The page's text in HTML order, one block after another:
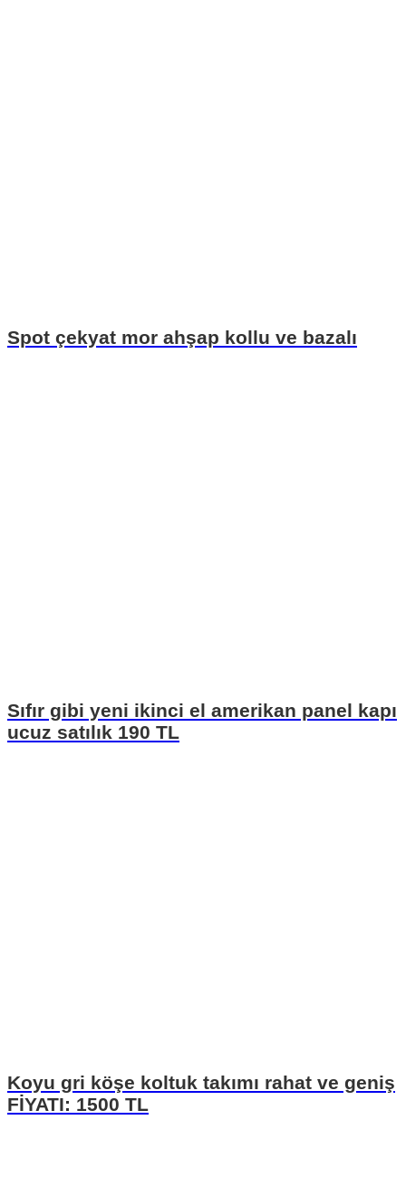
Spot çekyat mor ahşap kollu ve bazalı
Sıfır gibi yeni ikinci el amerikan panel kapı
ucuz satılık 190 TL
Koyu gri köşe koltuk takımı rahat ve geniş
FİYATI: 1500 TL